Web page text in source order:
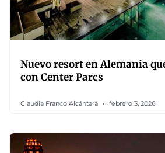
Nuevo resort en Alemania
con Center Parcs
Claudia Franco Alcántara febrero 3, 2026